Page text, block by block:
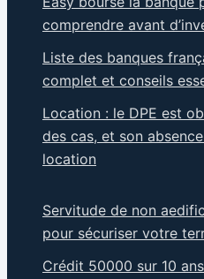
comprendre avant
Liste des banques
complet et conseils
Location : le DPE est
des cas, et son
location
Servitude de non
pour sécuriser votre
Crédit 50000 sur 10